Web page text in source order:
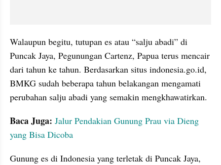
Walaupun begitu, tutupan es atau “salju abadi” di
Puncak Jaya, Pegunungan Cartenz, Papua terus mencair
dari tahun ke tahun. Berdasarkan situs indonesia.go.id,
BMKG sudah beberapa tahun belakangan mengamati
perubahan salju abadi yang semakin mengkhawatirkan.
Baca Juga: Jalur Pendakian Gunung Prau via Dieng
yang Bisa Dicoba
Gunung es di Indonesia yang terletak di Puncak Jaya,